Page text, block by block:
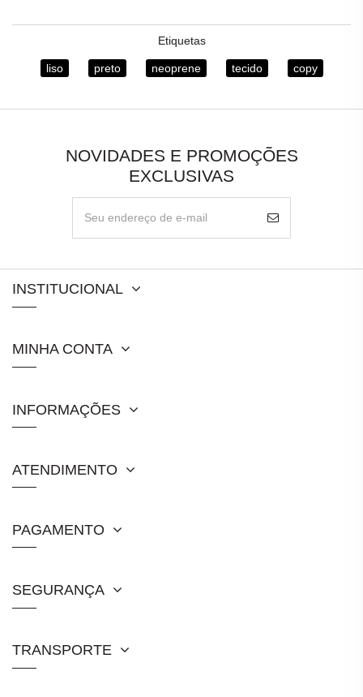
Etiquetas
liso preto neoprene tecido copy
NOVIDADES E PROMOÇÕES
EXCLUSIVAS
INSTITUCIONAL
MINHA CONTA
INFORMAÇÕES
ATENDIMENTO
PAGAMENTO
SEGURANÇA
TRANSPORTE